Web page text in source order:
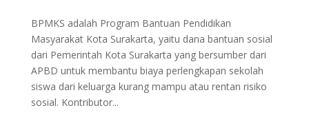
BPMKS adalah Program Bantuan Pendidikan
Masyarakat Kota Surakarta, yaitu dana bantuan sosial
dari Pemerintah Kota Surakarta yang bersumber dari
APBD untuk membantu biaya perlengkapan sekolah
siswa dari keluarga kurang mampu atau rentan risiko
sosial. Kontributor...